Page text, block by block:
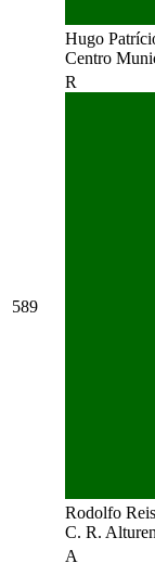
Hugo
Centro
589
R
Rodolfo Reis
C. R.
A